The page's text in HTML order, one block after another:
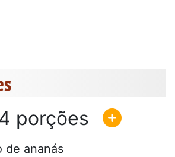
de ananás